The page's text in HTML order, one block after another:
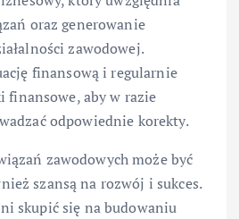
oraz generowanie
zawodowej.
finansową i regularnie
aby w razie
odpowiednie korekty.
zawodowych może być
szansą na rozwój i sukces.
skupić się na budowaniu